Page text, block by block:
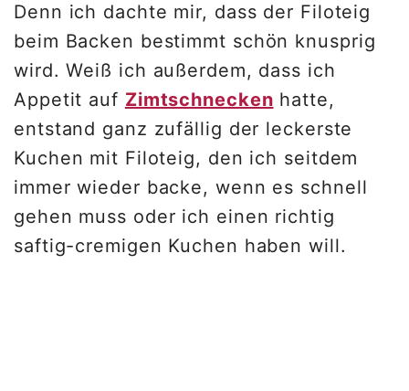
Denn ich dachte mir, dass der Filoteig
beim Backen bestimmt schön knusprig
wird. Weiß ich außerdem, dass ich
Appetit auf Zimtschnecken hatte,
entstand ganz zufällig der leckerste
Kuchen mit Filoteig, den ich seitdem
immer wieder backe, wenn es schnell
gehen muss oder ich einen richtig
saftig-cremigen Kuchen haben will.